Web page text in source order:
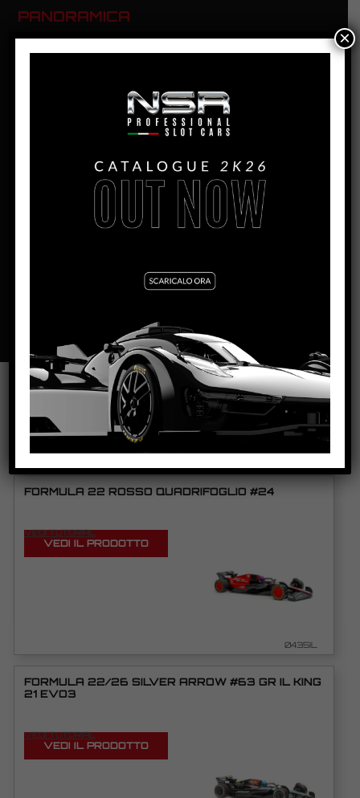
PANORAMICA
FORMULA 22 – GREEN AM – #14
King Evo3 21.400 rpm
– 158mm
WHEELBASE:– 102mm
REAR AXLE/GUIDE DISTANCE:
– 107mm
VARNISH FINITURE:GLOSS
PRODOTTI CORRELATI
FORMULA 22 ROSSO QUADRIFOGLIO #24
VEDI TUTORIAL
VEDI IL PRODOTTO
0435IL
FORMULA 22/26 SILVER ARROW #63 GR IL KING
21 EVO3
VEDI TUTORIAL
VEDI IL PRODOTTO
×